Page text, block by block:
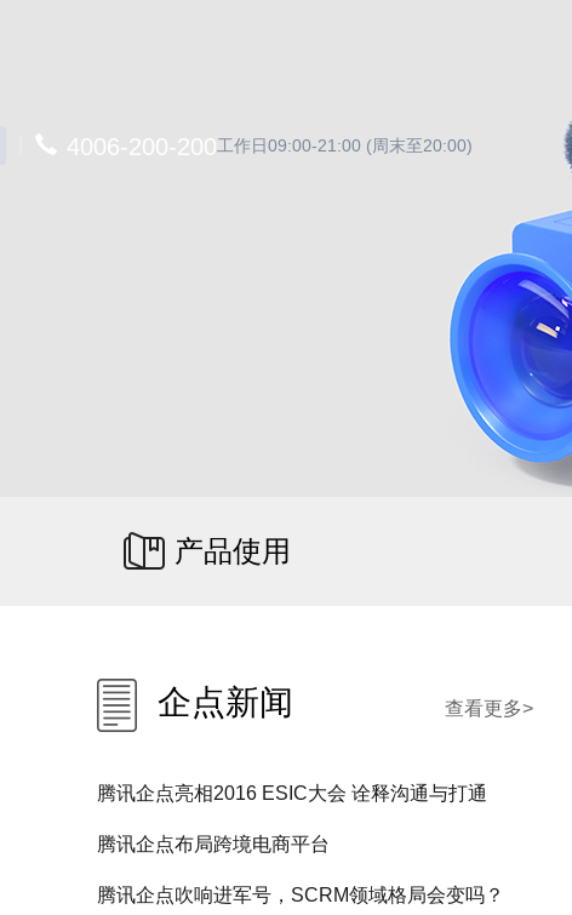
4006-200-200工作日09:00-21:00 (周末至20:00)
产品使用
企点新闻 查看更多>
腾讯企点亮相2016 ESIC大会 诠释沟通与打通
腾讯企点布局跨境电商平台
腾讯企点吹响进军号，SCRM领域格局会变吗？